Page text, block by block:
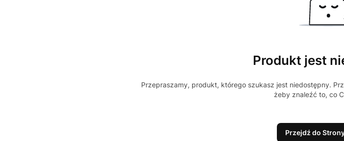
Produkt jest
Przepraszamy, produkt, którego szukasz jest niedostępny.
żeby znaleźć to, co
Przejdź do